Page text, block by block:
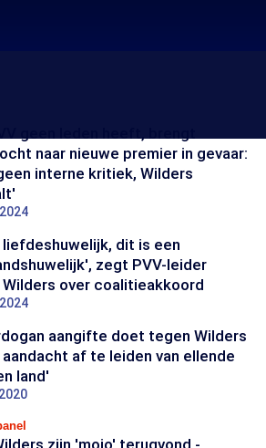
naar nieuwe premier in gevaar:
interne kritiek, Wilders
liefdeshuwelijk, dit is een
zegt PVV-leider
over coalitieakkoord
aangifte doet tegen Wilders
af te leiden van ellende
land'
zijn 'mojo' terugvond -